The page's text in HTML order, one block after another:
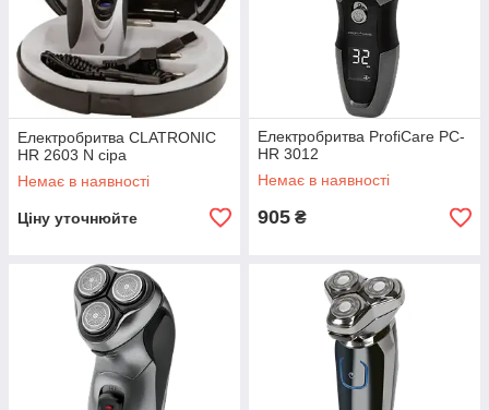
Електробритва CLATRONIC
HR 2603 N сіра
Немає в наявності
Ціну уточнюйте
Електробритва ProfiCare PC-
HR 3012
Немає в наявності
905 ₴